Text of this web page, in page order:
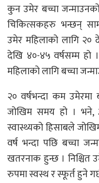
कुन उमेर बच्चा
चिकित्सकहरु भन्छन्
उमेर महिलाको लागि २०
देखि ४०-४५ वर्षसम्म हो
महिलाको लागि बच्चा
२० वर्षभन्दा कम उमेरमा
जोखिम समय हो । भने,
स्वास्थ्यको हिसाबले
वर्ष भन्दा पछि बच्चा
खतरनाक हुन्छ । निश्चित
रुपमा स्वस्थ र स्फूर्त हुने